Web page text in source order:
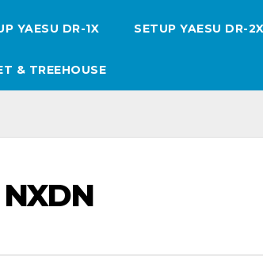
YAESU DR-1X SETUP YAESU DR-2X
& TREEHOUSE